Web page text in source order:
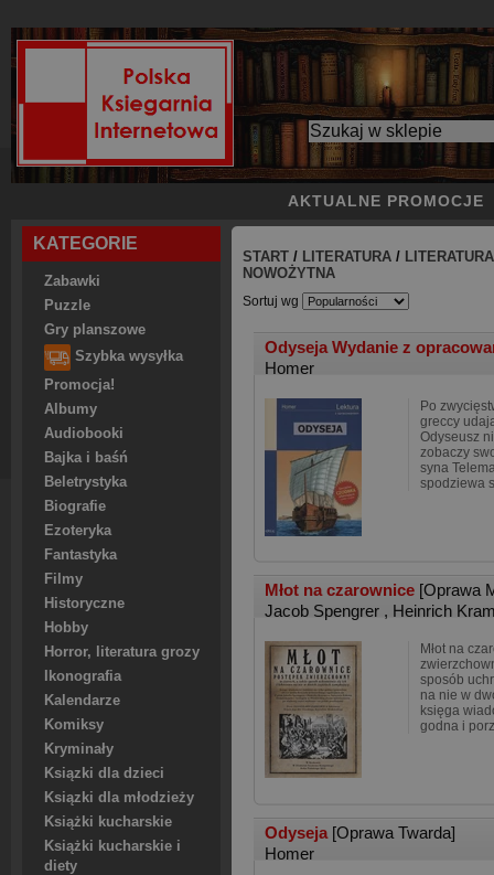
AKTUALNE PROMOCJE
KATEGORIE
Zabawki
Puzzle
Gry planszowe
Szybka wysyłka
Promocja!
Albumy
Audiobooki
Bajka i baśń
Beletrystyka
Biografie
Ezoteryka
Fantastyka
Filmy
Historyczne
Hobby
Horror, literatura grozy
Ikonografia
Kalendarze
Komiksy
Kryminały
Ksiązki dla dzieci
Ksiązki dla młodzieży
Książki kucharskie
Książki kucharskie i
diety
START / LITERATURA /
NOWOŻYTNA
Sortuj wg
Odyseja Wydanie z
Homer
Po
greccy
Odyseusz
zobaczy
syna
spodziewa
Młot na czarownice [Oprawa
Jacob Spengrer , Heinrich
Młot na
sposób
na nie w
księga
godna i
Odyseja [Oprawa Twarda]
Homer